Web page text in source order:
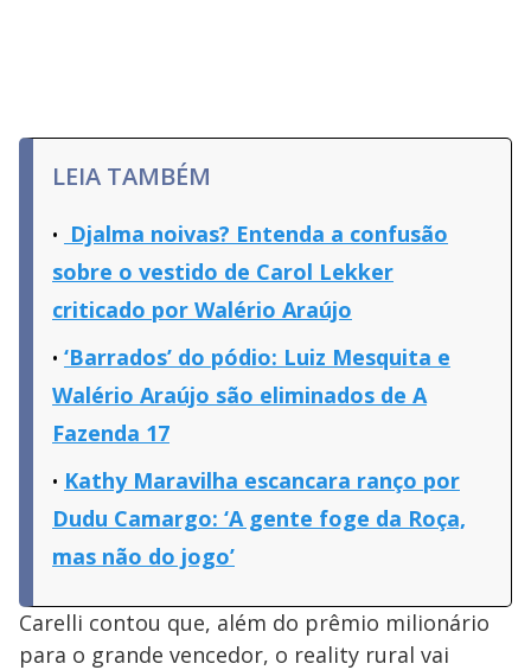
LEIA TAMBÉM
Djalma noivas? Entenda a confusão
sobre o vestido de Carol Lekker
criticado por Walério Araújo
‘Barrados’ do pódio: Luiz Mesquita e
Walério Araújo são eliminados de A
Fazenda 17
Kathy Maravilha escancara ranço por
Dudu Camargo: ‘A gente foge da Roça,
mas não do jogo’
Carelli contou que, além do prêmio milionário
para o grande vencedor, o reality rural vai